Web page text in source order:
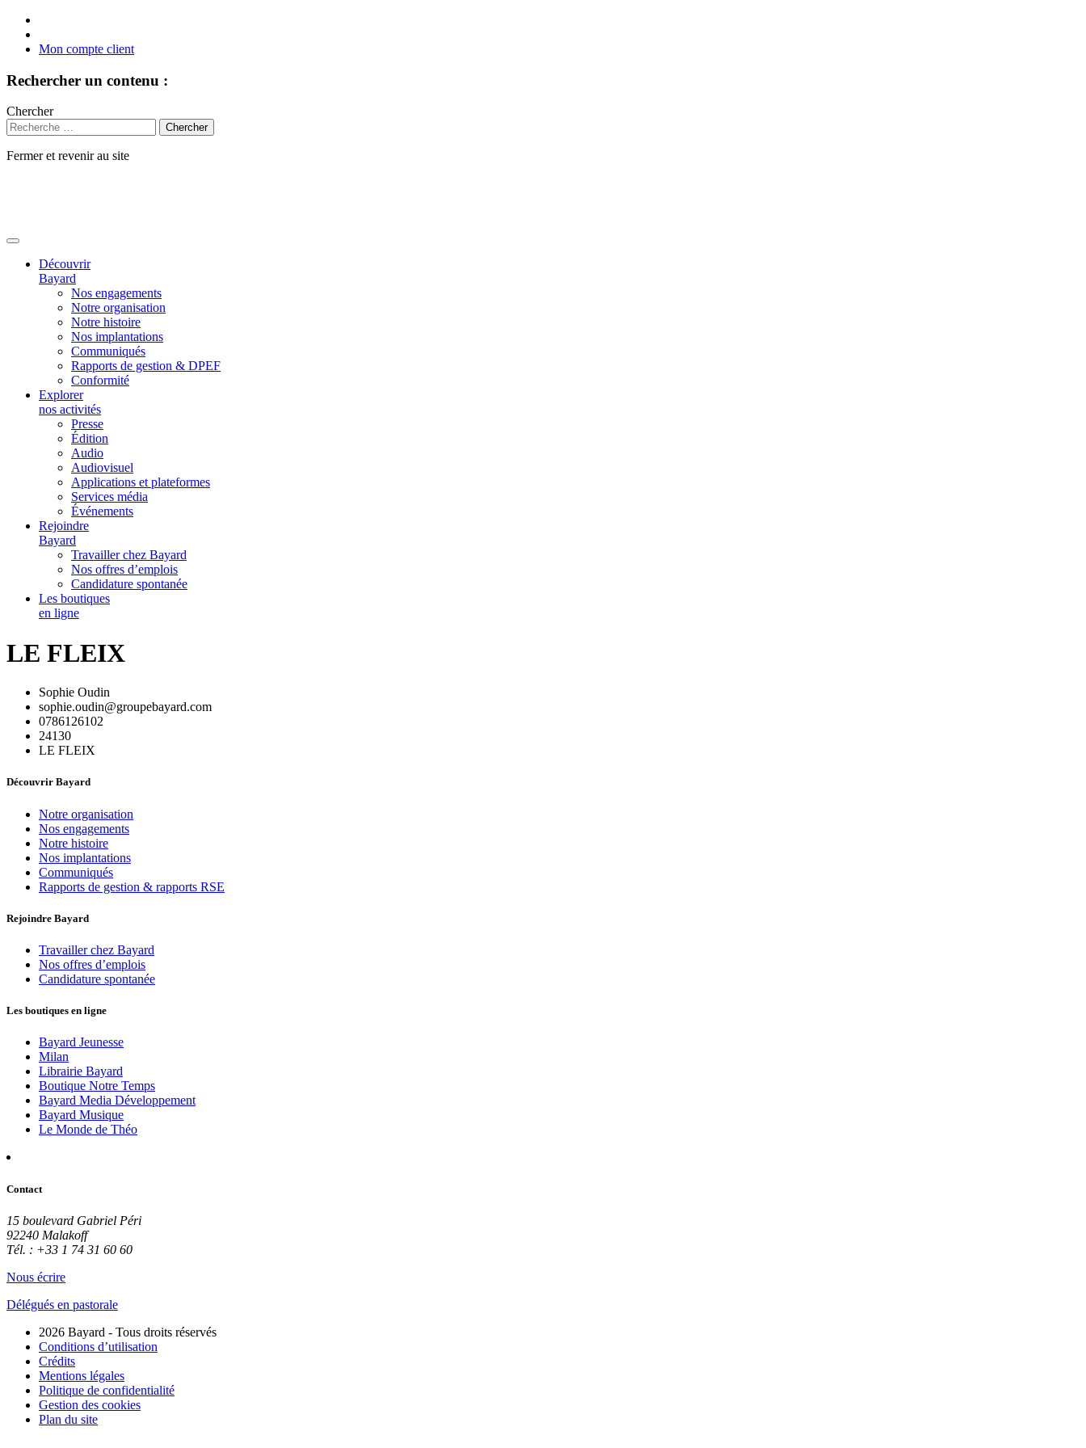
Mon compte client
Rechercher un contenu :
Chercher
Fermer et revenir au site
Découvrir
Bayard
Nos engagements
Notre organisation
Notre histoire
Nos implantations
Communiqués
Rapports de gestion & DPEF
Conformité
Explorer
nos activités
Presse
Édition
Audio
Audiovisuel
Applications et plateformes
Services média
Événements
Rejoindre
Bayard
Travailler chez Bayard
Nos offres d’emplois
Candidature spontanée
Les boutiques
en ligne
LE FLEIX
Sophie Oudin
sophie.oudin@groupebayard.com
0786126102
24130
LE FLEIX
Découvrir Bayard
Notre organisation
Nos engagements
Notre histoire
Nos implantations
Communiqués
Rapports de gestion & rapports RSE
Rejoindre Bayard
Travailler chez Bayard
Nos offres d’emplois
Candidature spontanée
Les boutiques en ligne
Bayard Jeunesse
Milan
Librairie Bayard
Boutique Notre Temps
Bayard Media Développement
Bayard Musique
Le Monde de Théo
Contact
15 boulevard Gabriel Péri
92240 Malakoff
Tél. : +33 1 74 31 60 60
Nous écrire
Délégués en pastorale
2026 Bayard - Tous droits réservés
Conditions d’utilisation
Crédits
Mentions légales
Politique de confidentialité
Gestion des cookies
Plan du site